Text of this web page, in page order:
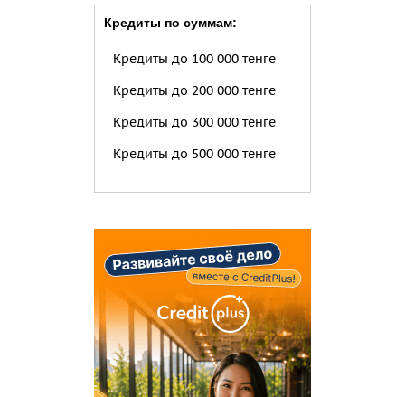
Кредиты по суммам:
Кредиты до 100 000 тенге
Кредиты до 200 000 тенге
Кредиты до 300 000 тенге
Кредиты до 500 000 тенге